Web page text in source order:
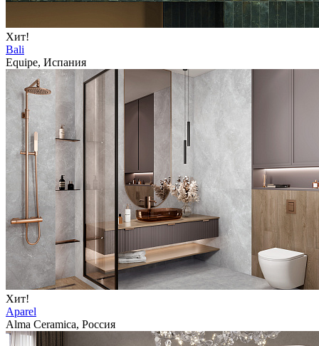
Хит!
Bali
Equipe, Испания
Хит!
Aparel
Alma Ceramica, Россия